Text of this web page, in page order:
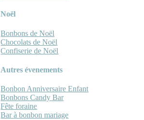
Noël
Bonbons de Noël
Chocolats de Noël
Confiserie de Noël
Autres évenements
Bonbon Anniversaire Enfant
Bonbons Candy Bar
Fête foraine
Bar à bonbon mariage